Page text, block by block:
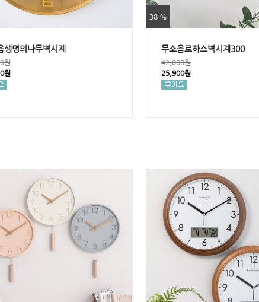
생명의나무벽시계
원
원
38 %
무소음로하스벽시계300
42,000원
25,900원